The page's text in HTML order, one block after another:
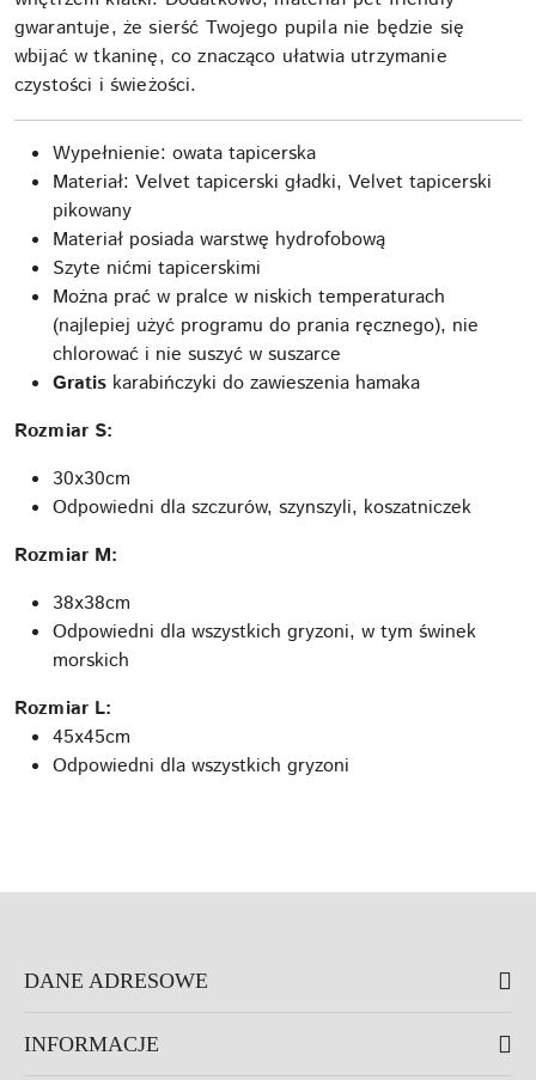
gwarantuje, że sierść Twojego pupila nie będzie się
wbijać w tkaninę, co znacząco ułatwia utrzymanie
czystości i świeżości.
Wypełnienie: owata tapicerska
Materiał: Velvet tapicerski gładki, Velvet tapicerski
pikowany
Materiał posiada warstwę hydrofobową
Szyte nićmi tapicerskimi
Można prać w pralce w niskich temperaturach
(najlepiej użyć programu do prania ręcznego), nie
chlorować i nie suszyć w suszarce
Gratis karabińczyki do zawieszenia hamaka
Rozmiar S:
30x30cm
Odpowiedni dla szczurów, szynszyli, koszatniczek
Rozmiar M:
38x38cm
Odpowiedni dla wszystkich gryzoni, w tym świnek
morskich
Rozmiar L:
45x45cm
Odpowiedni dla wszystkich gryzoni
DANE ADRESOWE
INFORMACJE